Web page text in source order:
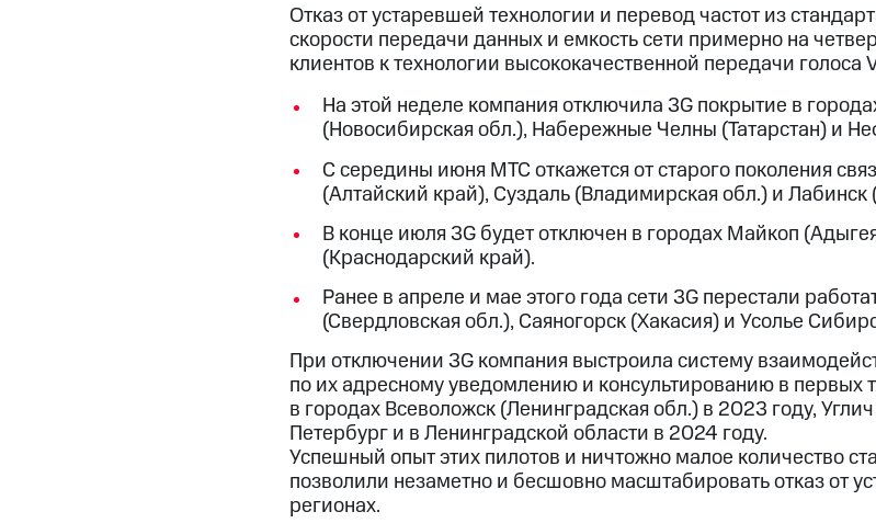
Отказ от устаревшей технологии и перевод частот из
скорости передачи данных и емкость сети примерно на
клиентов к технологии высококачественной передачи голоса
На этой неделе компания отключила 3G покрытие в
(Новосибирская обл.), Набережные Челны (Татарстан) и
С середины июня МТС откажется от старого поколения
(Алтайский край), Суздаль (Владимирская обл.) и
В конце июля 3G будет отключен в городах Майкоп
(Краснодарский край).
Ранее в апреле и мае этого года сети 3G перестали
(Свердловская обл.), Саяногорск (Хакасия) и Усолье
При отключении 3G компания выстроила систему
по их адресному уведомлению и консультированию в первых
в городах Всеволожск (Ленинградская обл.) в 2023 году,
Петербург и в Ленинградской области в 2024 году.
Успешный опыт этих пилотов и ничтожно малое количество
позволили незаметно и бесшовно масштабировать отказ от
регионах.